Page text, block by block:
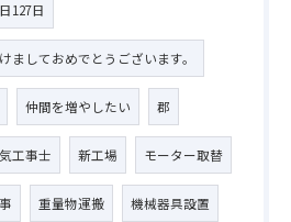
127日
ましておめでとうございます。
仲間を増やしたい 郡
工事士 新工場 モーター取替
重量物運搬 機械器具設置